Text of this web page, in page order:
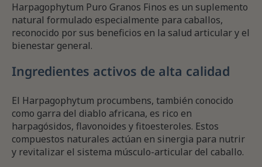
Harpagophytum Puro Granos Finos es un suplemento
natural formulado especialmente para caballos,
reconocido por sus beneficios en la salud articular y el
bienestar general.
Ingredientes activos de alta calidad
El Harpagophytum procumbens, también conocido
como garra del diablo africana, es rico en
harpagósidos, flavonoides y fitoesteroles. Estos
compuestos naturales actúan en sinergia para nutrir
y revitalizar el sistema músculo-articular del caballo.